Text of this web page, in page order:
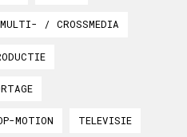
MULTI- / CROSSMEDIA
MOTION TELEVISIE